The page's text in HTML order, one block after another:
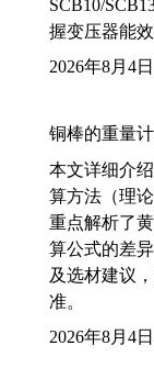
SCB10/
握变压器能效
2026年8月4日
铜棒的重量
本文详细介
算方法（理
重点解析了
算公式的差
及选材建议
准。
2026年8月4日